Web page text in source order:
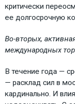
критически
ее долгосрочную
Во-вторых,
международных
В течение года —
— расклад сил в
кардинально. И